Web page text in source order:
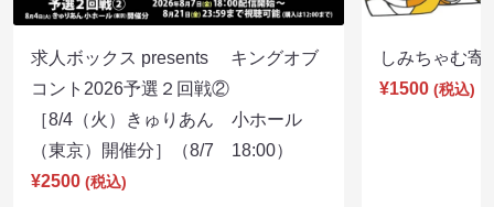
求人ボックス presents キングオブ
コント2026予選２回戦②
［8/4（火）きゅりあん 小ホール
（東京）開催分］（8/7 18:00）
¥2500 (税込)
しみちゃむ
¥1500 (税込)